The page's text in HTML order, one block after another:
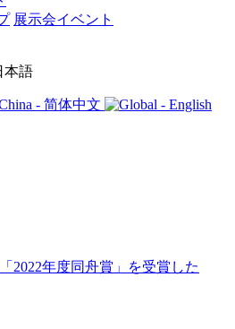
展示会イベント
本語
- 简体中文